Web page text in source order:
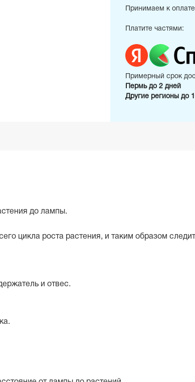
Принимаем к
Платите частями:
Примерный срок
Пермь до 2 дней
Другие регионы до
до лампы.
цикла роста растения, и таким образом
и отвес.